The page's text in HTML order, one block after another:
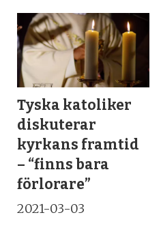
Tyska katoliker
diskuterar
kyrkans framtid
– “finns bara
förlorare”
2021-03-03